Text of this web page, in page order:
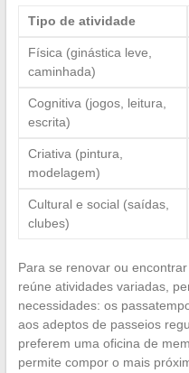
Tipo de atividade
Física (ginástica leve,
caminhada)
Cognitiva (jogos, leitura,
escrita)
Criativa (pintura,
modelagem)
Cultural e social (saídas,
clubes)
Para se renovar ou
reúne atividades variadas,
necessidades: os
aos adeptos de passeios
preferem uma oficina de
permite compor o mais